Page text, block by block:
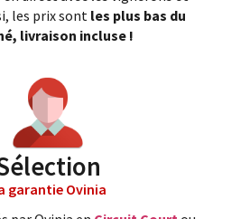
les prix sont les plus bas du
livraison incluse !
garantie Ovinia